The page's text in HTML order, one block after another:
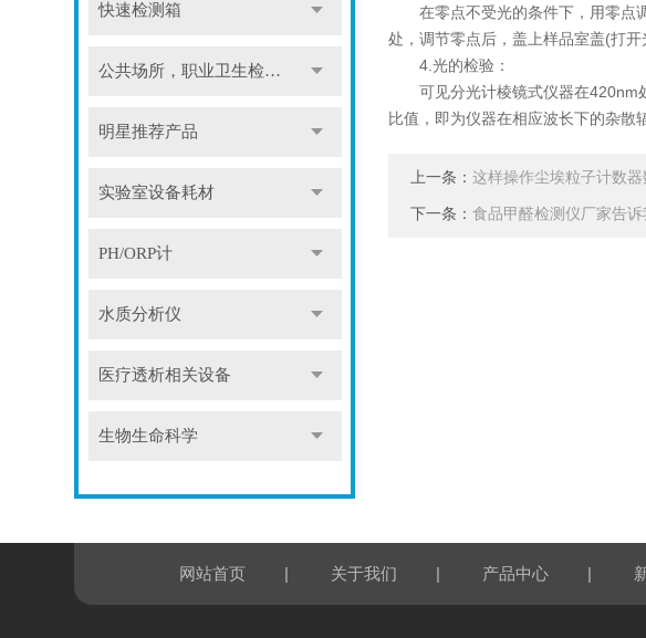
快速检测箱
公共场所，职业卫生检测仪
明星推荐产品
实验室设备耗材
PH/ORP计
水质分析仪
医疗透析相关设备
生物生命科学
在零点不受光的条件下，用零点调
处，调节零点后，盖上样品室盖(打
4.光的检验：
可见分光计棱镜式仪器在420nm处
比值，即为仪器在相应波长下的杂散
上一条：这样操作尘埃粒子计数
下一条：食品甲醛检测仪厂家告
网站首页 | 关于我们 | 产品中心 |